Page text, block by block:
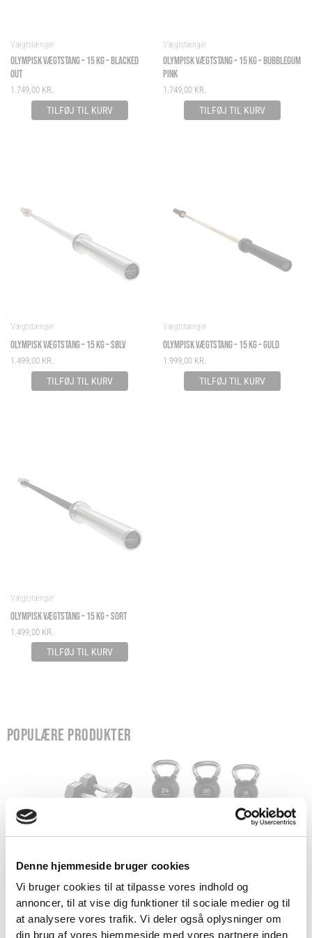
Denne hjemmeside bruger cookies
Vi bruger cookies til at tilpasse vores indhold og
annoncer, til at vise dig funktioner til sociale medier og til
at analysere vores trafik. Vi deler også oplysninger om
din brug af vores hjemmeside med vores partnere inden
Vægtstænger
OLYMPISK VÆGTSTANG – 15 KG – BLACKED
OUT
1.749,00 KR.
TILFØJ TIL KURV
Vægtstænger
OLYMPISK VÆGTSTANG – 15 KG – BUBBLEGUM
PINK
1.749,00 KR.
TILFØJ TIL KURV
Vægtstænger
OLYMPISK VÆGTSTANG – 15 KG – SØLV
1.499,00 KR.
TILFØJ TIL KURV
Vægtstænger
OLYMPISK VÆGTSTANG – 15 KG – GULD
1.999,00 KR.
TILFØJ TIL KURV
Vægtstænger
OLYMPISK VÆGTSTANG – 15 KG – SORT
1.499,00 KR.
TILFØJ TIL KURV
POPULÆRE PRODUKTER
HEXAGON HÅNDVÆGTE -
DUMBBELLS - 1-45 KG
KETTLEBELL - 2-24 KG
VIND 2 VALGFRIE HÅNDVÆGTE 💥
Tilmeld dig nyhedsbrevet og deltag i